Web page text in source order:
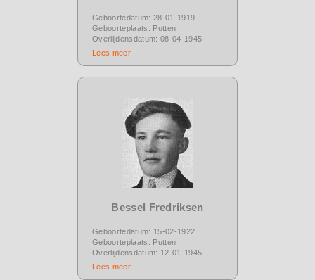
Geboortedatum: 28-01-1919
Geboorteplaats: Putten
Overlijdensdatum: 08-04-1945
Lees meer
Bessel Fredriksen
Geboortedatum: 15-02-1922
Geboorteplaats: Putten
Overlijdensdatum: 12-01-1945
Lees meer